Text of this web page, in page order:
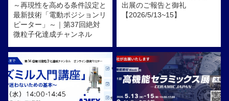
～再現性を高める条件設定と
最新技術「電動ポジションリ
ピーター」～｜第37回絶対
微粒子化達成チャンネル
出展のご報告と御礼
【2026/5/13~15】